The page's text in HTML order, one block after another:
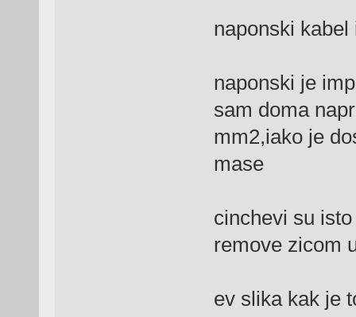
naponski
naponski je
sam doma
mm2,iako je
mase
cinchevi su
remove zicom
ev slika kak je